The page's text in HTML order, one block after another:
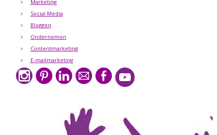
Marketing
Social Media
Bloggen
Ondernemen
Contentmarketing
E-mailmarketing